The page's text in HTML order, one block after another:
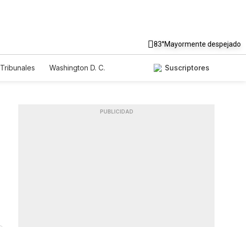
83°Mayormente despejado
Tribunales
Washington D. C.
Suscriptores
PUBLICIDAD